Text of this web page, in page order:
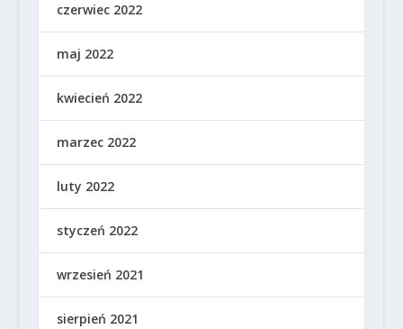
czerwiec 2022
maj 2022
kwiecień 2022
marzec 2022
luty 2022
styczeń 2022
wrzesień 2021
sierpień 2021